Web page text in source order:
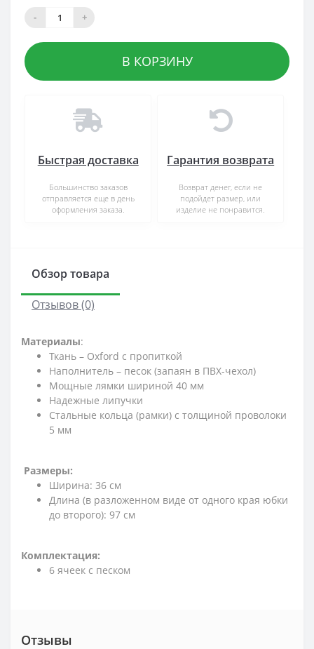
-
+
В КОРЗИНУ
Быстрая доставка
Большинство заказов
отправляется еще в день
оформления заказа.
Гарантия возврата
Возврат денег, если не
подойдет размер, или
изделие не понравится.
Обзор товара
Отзывов (0)
Материалы:
Ткань – Oxford с пропиткой
Наполнитель – песок (запаян в ПВХ-чехол)
Мощные лямки шириной 40 мм
Надежные липучки
Стальные кольца (рамки) с толщиной проволоки
5 мм
Размеры:
Ширина: 36 см
Длина (в разложенном виде от одного края юбки
до второго): 97 см
Комплектация:
6 ячеек с песком
Отзывы